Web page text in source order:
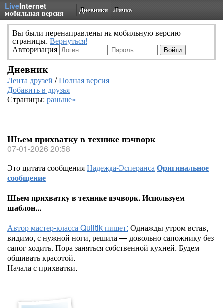
LiveInternet
мобильная версия Дневники Личка
Вы были перенаправлены на мобильную версию
страницы. Вернуться!
Авторизация
Дневник
Лента друзей /Полная версия
Добавить в друзья
Страницы: раньше»
Шьем прихватку в технике пэчворк
07-01-2026 20:58
Это цитата сообщенияНадежда-ЭсперансаОригинальное
сообщение
Шьем прихватку в технике пэчворк. Используем
шаблон...
Автор мастер-класса Quiltik пишет: Однажды утром встав,
видимо, с нужной ноги, решила — довольно сапожнику без
сапог ходить. Пора заняться собственной кухней. Будем
обшивать красотой.
Начала с прихватки.